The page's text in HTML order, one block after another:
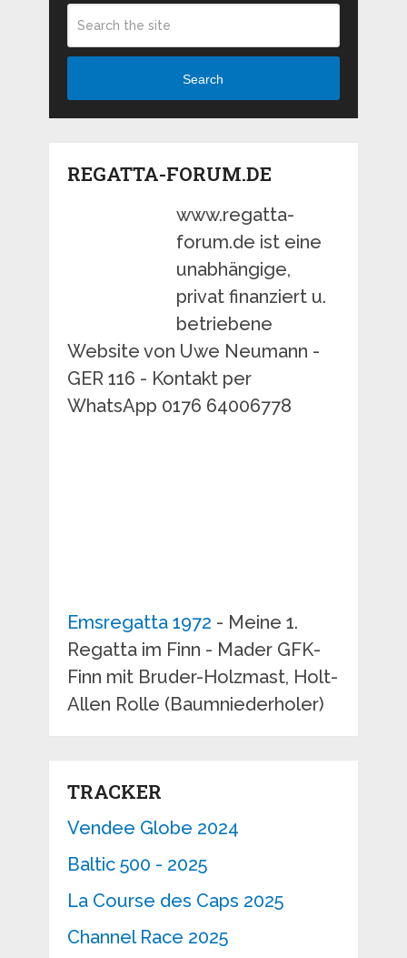
Search
REGATTA-FORUM.DE
www.regatta-
forum.de ist eine
unabhängige,
privat finanziert u.
betriebene
Website von Uwe Neumann -
GER 116 - Kontakt per
WhatsApp 0176 64006778
Emsregatta 1972 - Meine 1.
Regatta im Finn - Mader GFK-
Finn mit Bruder-Holzmast, Holt-
Allen Rolle (Baumniederholer)
TRACKER
Vendee Globe 2024
Baltic 500 - 2025
La Course des Caps 2025
Channel Race 2025